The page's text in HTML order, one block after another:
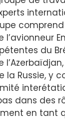
du
la Russie, y
dans des
en tant